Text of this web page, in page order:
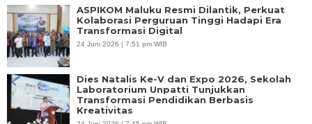
ASPIKOM Maluku Resmi Dilantik, Perkuat
Kolaborasi Perguruan Tinggi Hadapi Era
Transformasi Digital
24 Juni 2026 | 7:51 pm WIB
Dies Natalis Ke-V dan Expo 2026, Sekolah
Laboratorium Unpatti Tunjukkan
Transformasi Pendidikan Berbasis
Kreativitas